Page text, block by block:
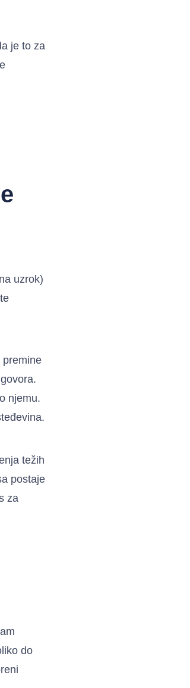
je to za
uzrok)
premine
njemu.
težih
postaje
za
do